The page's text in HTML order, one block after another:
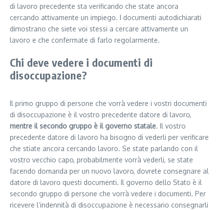
di lavoro precedente sta verificando che state ancora
cercando attivamente un impiego. I documenti autodichiarati
dimostrano che siete voi stessi a cercare attivamente un
lavoro e che confermate di farlo regolarmente.
Chi deve vedere i documenti di
disoccupazione?
Il primo gruppo di persone che vorrà vedere i vostri documenti
di disoccupazione è il vostro precedente datore di lavoro,
mentre il secondo gruppo è il governo statale. Il vostro
precedente datore di lavoro ha bisogno di vederli per verificare
che stiate ancora cercando lavoro. Se state parlando con il
vostro vecchio capo, probabilmente vorrà vederli, se state
facendo domanda per un nuovo lavoro, dovrete consegnare al
datore di lavoro questi documenti. Il governo dello Stato è il
secondo gruppo di persone che vorrà vedere i documenti. Per
ricevere l’indennità di disoccupazione è necessario consegnarli